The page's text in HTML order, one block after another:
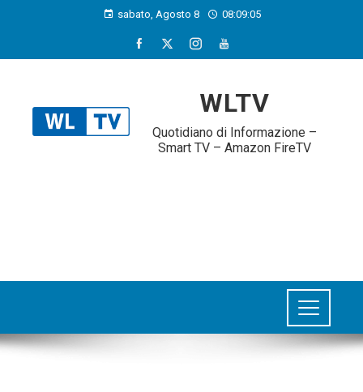
sabato, Agosto 8 08:09:05
WLTV
Quotidiano di Informazione –
Smart TV – Amazon FireTV